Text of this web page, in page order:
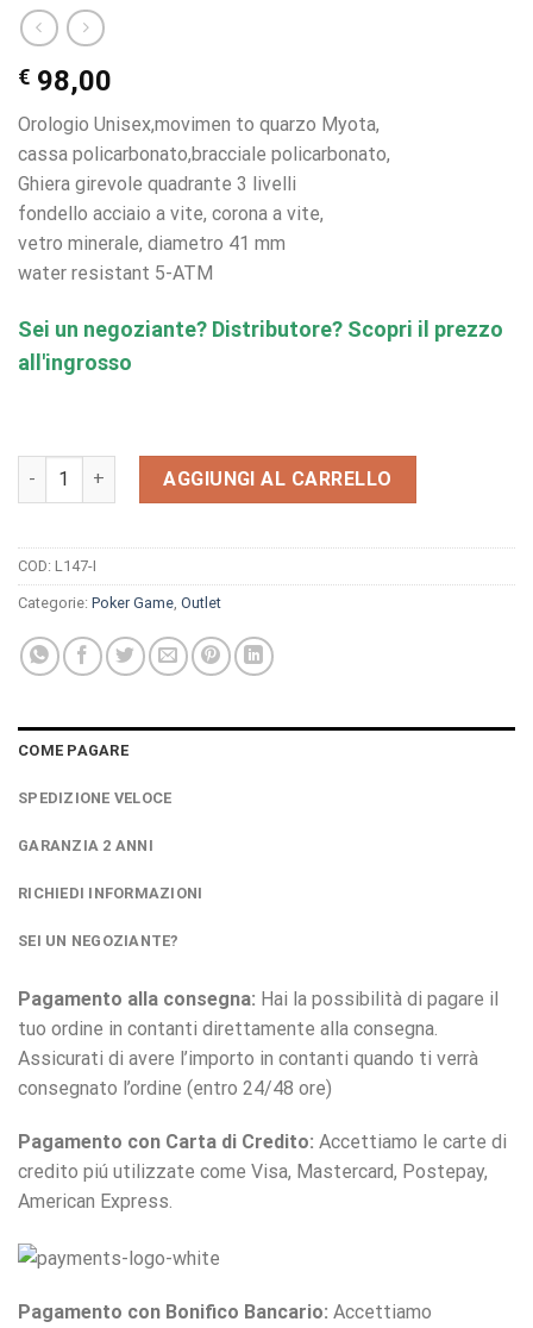
€ 98,00
Orologio Unisex,movimen to quarzo Myota,
cassa policarbonato,bracciale policarbonato,
Ghiera girevole quadrante 3 livelli
fondello acciaio a vite, corona a vite,
vetro minerale, diametro 41 mm
water resistant 5-ATM
Sei un negoziante? Distributore? Scopri il prezzo
all'ingrosso
Orologio Light Time Poker Game L147-I quantità
AGGIUNGI AL CARRELLO
COD: L147-I
Categorie: Poker Game Outlet
COME PAGARE
SPEDIZIONE VELOCE
GARANZIA 2 ANNI
RICHIEDI INFORMAZIONI
SEI UN NEGOZIANTE?
Pagamento alla consegna: Hai la possibilità di pagare il
tuo ordine in contanti direttamente alla consegna.
Assicurati di avere l’importo in contanti quando ti verrà
consegnato l’ordine (entro 24/48 ore)
Pagamento con Carta di Credito: Accettiamo le carte di
credito piú utilizzate come Visa, Mastercard, Postepay,
American Express.
Pagamento con Bonifico Bancario: Accettiamo